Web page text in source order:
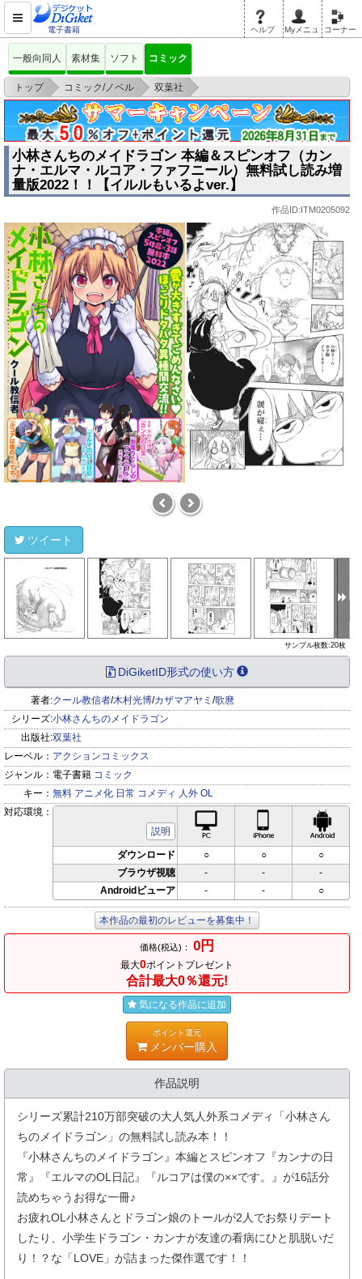
電子書籍 ヘルプ Myメニュ コーナー
一般向同人 素材集 ソフト コミック
トップ > コミック/ノベル > 双葉社
>
小林さんちのメイドラゴン 本編＆スピンオフ（カンナ・エルマ・ルコア・
ファフニール
小林さんちのメイドラゴン 本編＆スピンオフ（カン
ナ・エルマ・ルコア・ファフニール）無料試し読み増
量版2022！！【イルルもいるよver.】
作品ID:ITM0205092
ツイート
サンプル枚数:20枚
DiGiketID形式の使い方
著者:クール教信者/木村光博/カザマアヤミ /歌麿
シリーズ:小林さんちのメイドラゴン
出版社:双葉社
レーベル： アクションコミックス
ジャンル： 電子書籍 コミック
キー： 無料 アニメ化 日常 コメディ 人外 OL
対応環境：
説明
iPhone対応
ダウンロード ○ ○
○
ブラウザ視聴
- -
-
Androidビューア
- - ○
本作品の最初のレビューを募集中！
価格(税込)： 0円
最大0ポイントプレゼント
合計最大0％還元!
気になる作品に追加
ポイント還元
メンバー購入
作品説明
シリーズ累計210万部突破の大人気人外系コメディ「小林さん
ちのメイドラゴン」の無料試し読み本！！
『小林さんちのメイドラゴン』本編とスピンオフ『カンナの日
常』『エルマのOL日記』『ルコアは僕の××です。』が16話分
読めちゃうお得な一冊♪
お疲れOL小林さんとドラゴン娘のトールが2人でお祭りデート
したり、小学生ドラゴン・カンナが友達の看病にひと肌脱いだ
り！？な「LOVE」が詰まった傑作選です！！